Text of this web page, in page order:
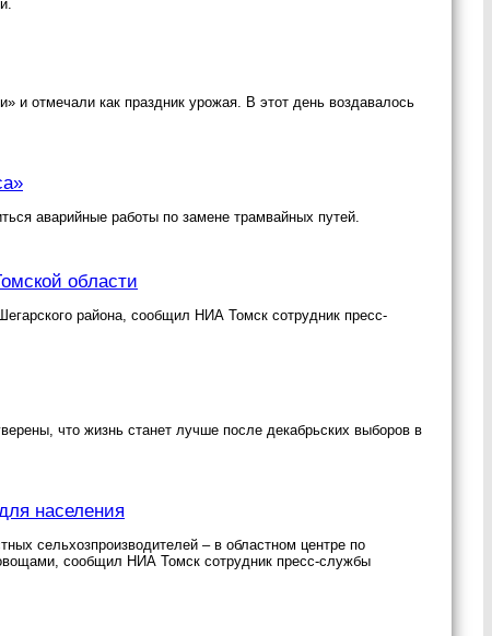
и отмечали как праздник урожая. В этот день воздавалось
аварийные работы по замене трамвайных путей.
области
района, сообщил НИА Томск сотрудник пресс-
что жизнь станет лучше после декабрьских выборов в
населения
сельхозпроизводителей – в областном центре по
сообщил НИА Томск сотрудник пресс-службы